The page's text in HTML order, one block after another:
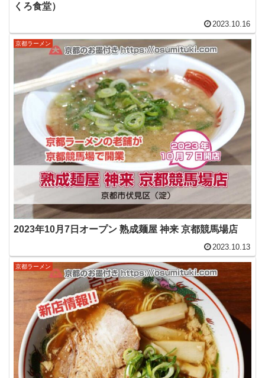
くろ食堂）
2023.10.16
京都ラーメン
2023年10月7日オープン 熟成麺屋 神来 京都競馬場店
2023.10.13
京都ラーメン